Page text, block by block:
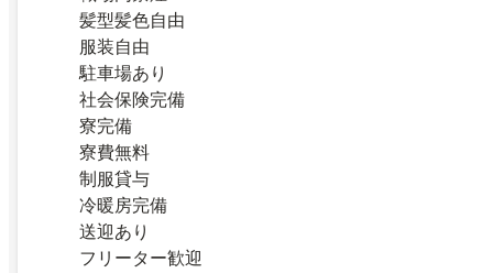
髪型髪色自由
服装自由
駐車場あり
社会保険完備
寮完備
寮費無料
制服貸与
冷暖房完備
送迎あり
フリーター歓迎